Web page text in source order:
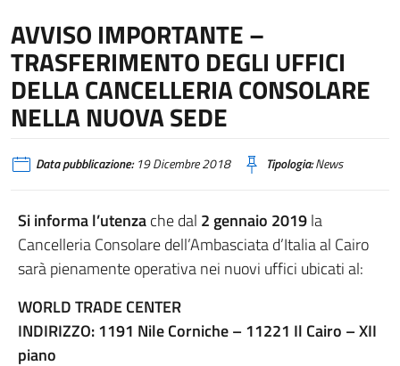
AVVISO IMPORTANTE –
TRASFERIMENTO DEGLI UFFICI
DELLA CANCELLERIA CONSOLARE
NELLA NUOVA SEDE
Data pubblicazione:19 Dicembre 2018 Tipologia:News
Si informa l’utenzache dal 2 gennaio 2019la
Cancelleria Consolare dell’Ambasciata d’Italia al Cairo
sarà pienamente operativa nei nuovi uffici ubicati al:
WORLD TRADE CENTER
INDIRIZZO: 1191 Nile Corniche – 11221 Il Cairo – XII
piano